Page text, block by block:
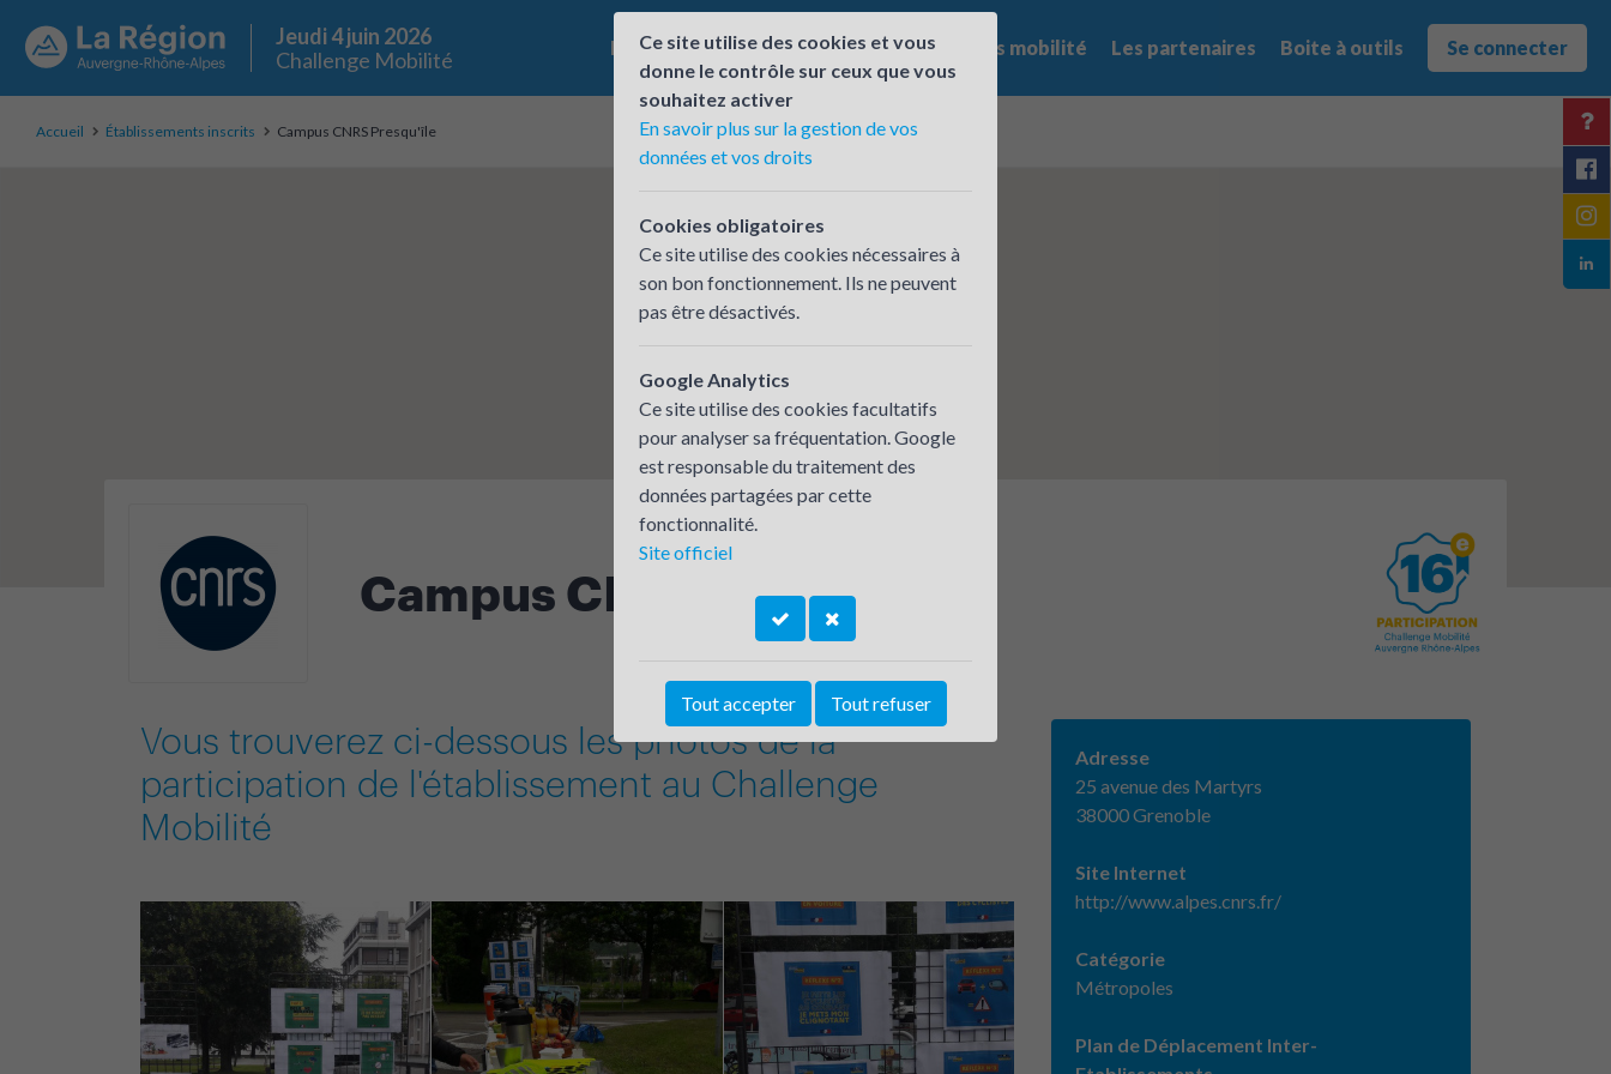
Jeudi 4 juin 2026
Challenge Mobilité
Le challenge Qui participe ? Les offres mobilité Les partenaires Boite à outils Se connecter
Accueil Établissements inscrits Campus CNRS Presqu'île
Campus CNRS Presqu'île
Vous trouverez ci-dessous les photos de la
participation de l'établissement au Challenge
Mobilité
Adresse
25 avenue des Martyrs
38000 Grenoble
Site Internet
http://www.alpes.cnrs.fr/
Catégorie
Métropoles
Plan de Déplacement Inter-
Ce site utilise des cookies et vous
donne le contrôle sur ceux que vous
souhaitez activer
En savoir plus sur la gestion de vos
données et vos droits
Cookies obligatoires
Ce site utilise des cookies nécessaires à
son bon fonctionnement. Ils ne peuvent
pas être désactivés.
Google Analytics
Ce site utilise des cookies facultatifs
pour analyser sa fréquentation. Google
est responsable du traitement des
données partagées par cette
fonctionnalité.
Site officiel
Tout accepter Tout refuser